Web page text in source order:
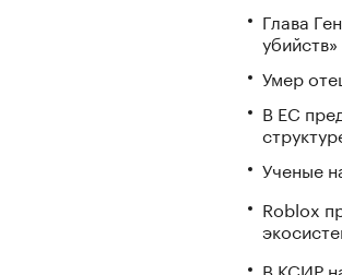
Глава
Умер
В ЕС
Ученые
Roblox
В КСИР